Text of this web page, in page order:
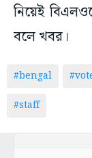
নিয়েই
বলে খবর।
#bengal
#staff